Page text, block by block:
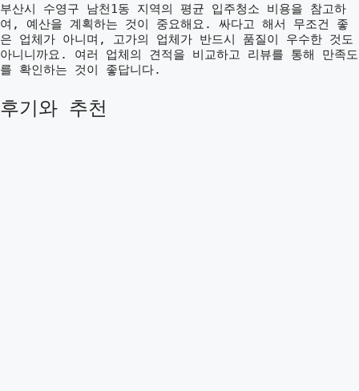
부산시 수영구 남천1동 지역의 평균 입주청소 비용을 참고하
여, 예산을 계획하는 것이 중요해요. 싸다고 해서 무조건 좋
은 업체가 아니며, 고가의 업체가 반드시 품질이 우수한 것도
아니니까요. 여러 업체의 견적을 비교하고 리뷰를 통해 만족도
를 확인하는 것이 좋답니다.
후기와 추천